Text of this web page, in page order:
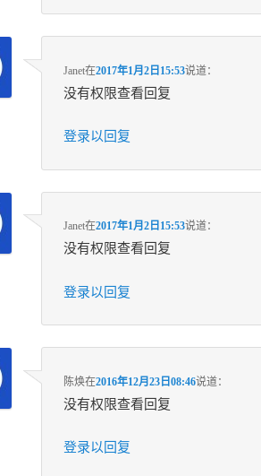
Janet在2017年1月2日15:53说道：
没有权限查看回复
登录以回复
Janet在2017年1月2日15:53说道：
没有权限查看回复
登录以回复
陈焕在2016年12月23日08:46说道：
没有权限查看回复
登录以回复